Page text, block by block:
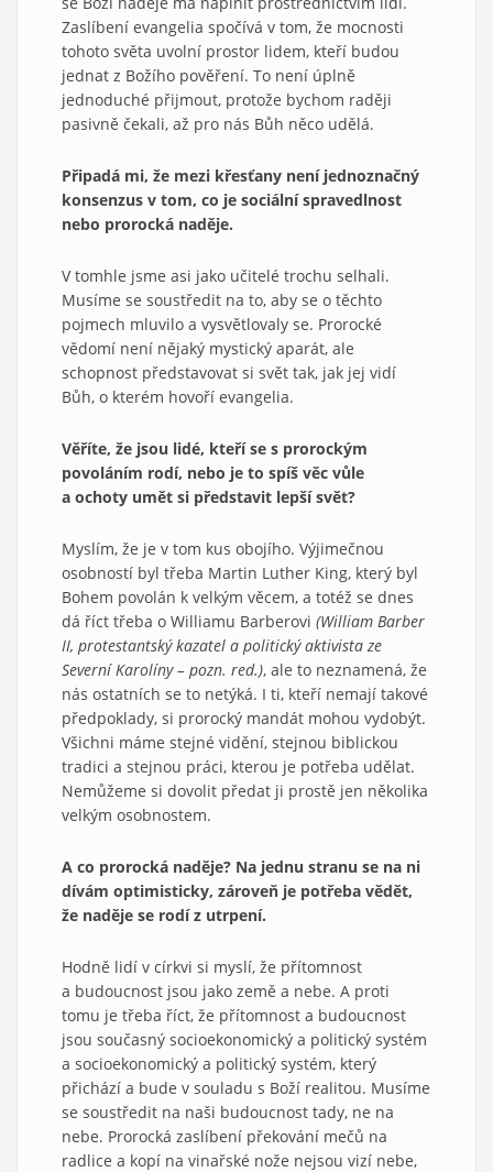
Zaslíbení evangelia spočívá v tom, že mocnosti
tohoto světa uvolní prostor lidem, kteří budou
jednat z Božího pověření. To není úplně
jednoduché přijmout, protože bychom raději
pasivně čekali, až pro nás Bůh něco udělá.
Připadá mi, že mezi křesťany není jednoznačný
konsenzus v tom, co je sociální spravedlnost
nebo prorocká naděje.
V tomhle jsme asi jako učitelé trochu selhali.
Musíme se soustředit na to, aby se o těchto
pojmech mluvilo a vysvětlovaly se. Prorocké
vědomí není nějaký mystický aparát, ale
schopnost představovat si svět tak, jak jej vidí
Bůh, o kterém hovoří evangelia.
Věříte, že jsou lidé, kteří se s prorockým
povoláním rodí, nebo je to spíš věc vůle
a ochoty umět si představit lepší svět?
Myslím, že je v tom kus obojího. Výjimečnou
osobností byl třeba Martin Luther King, který byl
Bohem povolán k velkým věcem, a totéž se dnes
dá říct třeba o Williamu Barberovi (William Barber
II, protestantský kazatel a politický aktivista ze
Severní Karolíny – pozn. red.), ale to neznamená, že
nás ostatních se to netýká. I ti, kteří nemají takové
předpoklady, si prorocký mandát mohou vydobýt.
Všichni máme stejné vidění, stejnou biblickou
tradici a stejnou práci, kterou je potřeba udělat.
Nemůžeme si dovolit předat ji prostě jen několika
velkým osobnostem.
A co prorocká naděje? Na jednu stranu se na ni
dívám optimisticky, zároveň je potřeba vědět,
že naděje se rodí z utrpení.
Hodně lidí v církvi si myslí, že přítomnost
a budoucnost jsou jako země a nebe. A proti
tomu je třeba říct, že přítomnost a budoucnost
jsou současný socioekonomický a politický systém
a socioekonomický a politický systém, který
přichází a bude v souladu s Boží realitou. Musíme
se soustředit na naši budoucnost tady, ne na
nebe. Prorocká zaslíbení překování mečů na
radlice a kopí na vinařské nože nejsou vizí nebe,